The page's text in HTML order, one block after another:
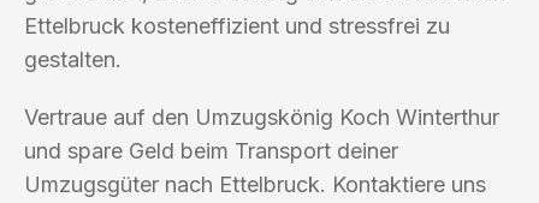
Ettelbruck kosteneffizient und stressfrei zu
gestalten.
Vertraue auf den Umzugskönig Koch Winterthur
und spare Geld beim Transport deiner
Umzugsgüter nach Ettelbruck. Kontaktiere uns